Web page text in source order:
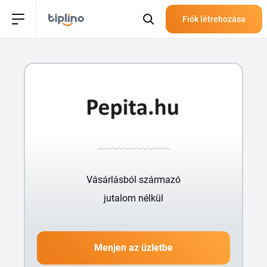
Fiók létrehozása
Vásárlásból származó
jutalom nélkül
Menjen az üzletbe